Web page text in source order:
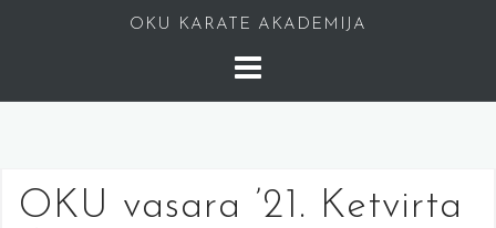
OKU KARATE AKADEMIJA
OKU vasara ’21. Ketvirta